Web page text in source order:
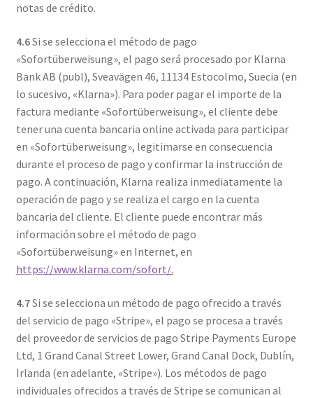
notas de crédito.
4.6Si se selecciona el método de pago
«Sofortüberweisung», el pago será procesado por Klarna
Bank AB (publ), Sveavägen 46, 11134 Estocolmo, Suecia (en
lo sucesivo, «Klarna»). Para poder pagar el importe de la
factura mediante «Sofortüberweisung», el cliente debe
tener una cuenta bancaria online activada para participar
en «Sofortüberweisung», legitimarse en consecuencia
durante el proceso de pago y confirmar la instrucción de
pago. A continuación, Klarna realiza inmediatamente la
operación de pago y se realiza el cargo en la cuenta
bancaria del cliente. El cliente puede encontrar más
información sobre el método de pago
«Sofortüberweisung» en Internet, en
https://www.klarna.com/sofort/.
4.7Si se selecciona un método de pago ofrecido a través
del servicio de pago «Stripe», el pago se procesa a través
del proveedor de servicios de pago Stripe Payments Europe
Ltd, 1 Grand Canal Street Lower, Grand Canal Dock, Dublín,
Irlanda (en adelante, «Stripe»). Los métodos de pago
individuales ofrecidos a través de Stripe se comunican al